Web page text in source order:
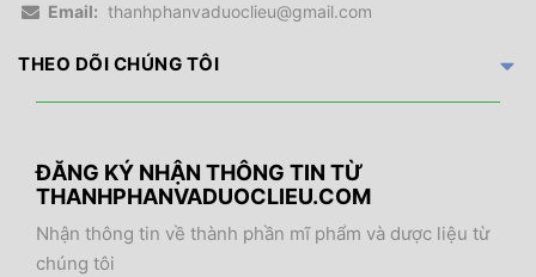
Email: thanhphanvaduoclieu@gmail.com
THEO DÕI CHÚNG TÔI
ĐĂNG KÝ NHẬN THÔNG TIN TỪ
THANHPHANVADUOCLIEU.COM
Nhận thông tin về thành phần mĩ phẩm và dược liệu từ
chúng tôi